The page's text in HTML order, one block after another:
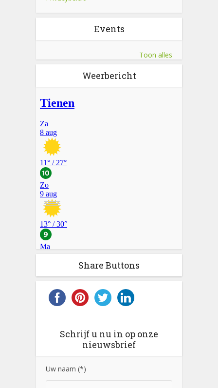
Events
Toon alles
Weerbericht
Share Buttons
Schrijf u nu in op onze
nieuwsbrief
Uw naam (*)